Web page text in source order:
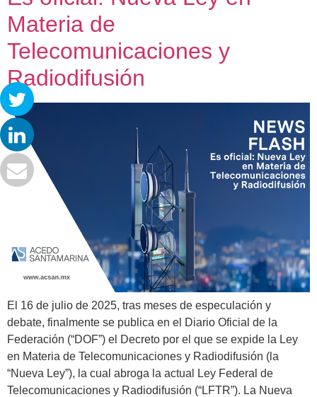
Materia de
Telecomunicaciones y
Radiodifusión
El 16 de julio de 2025, tras meses de especulación y
debate, finalmente se publica en el Diario Oficial de la
Federación (“DOF”) el Decreto por el que se expide la Ley
en Materia de Telecomunicaciones y Radiodifusión (la
“Nueva Ley”), la cual abroga la actual Ley Federal de
Telecomunicaciones y Radiodifusión (“LFTR”). La Nueva